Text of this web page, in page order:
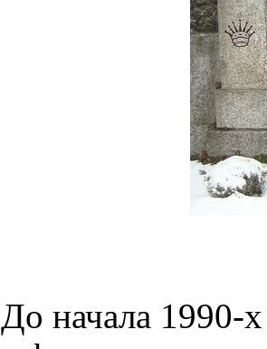
До начала 1990-